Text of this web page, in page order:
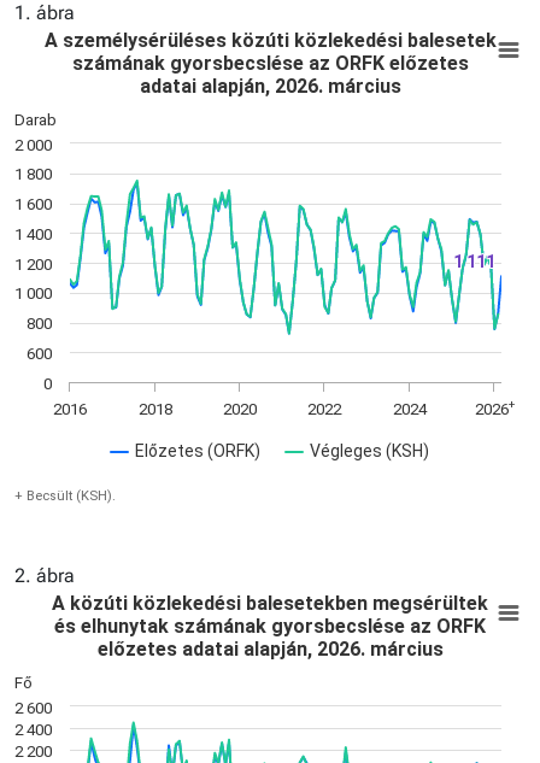
1. ábra
A személysérüléses közúti közlekedési
Line chart with 3 lines.
+ Becsült (KSH).
View as data table, A személysérüléses közúti közlekedési
The chart has 1 X axis displaying Time. Data ranges from
The chart has 1 Y axis displaying Darab. Data ranges from
Darab
A személysérüléses közúti közlekedési balesetek
számának gyorsbecslése az ORFK előzetes
adatai alapján, 2026. március
+ Becsült (KSH).
1 111
1 111
Előzetes (ORFK) Végleges (KSH)
0
600
800
1 000
1 200
1 400
1 600
1 800
2 000
2016 2018 2020 2022 2024 2026+
2. ábra
A közúti közlekedési balesetekben
Line chart with 3 lines.
+ Becsült (KSH).
View as data table, A közúti közlekedési balesetekben
The chart has 1 X axis displaying Time. Data ranges from
The chart has 1 Y axis displaying Fő. Data ranges from 908
Fő
A közúti közlekedési balesetekben megsérültek
és elhunytak számának gyorsbecslése az ORFK
előzetes adatai alapján, 2026. március
2 200
2 400
2 600